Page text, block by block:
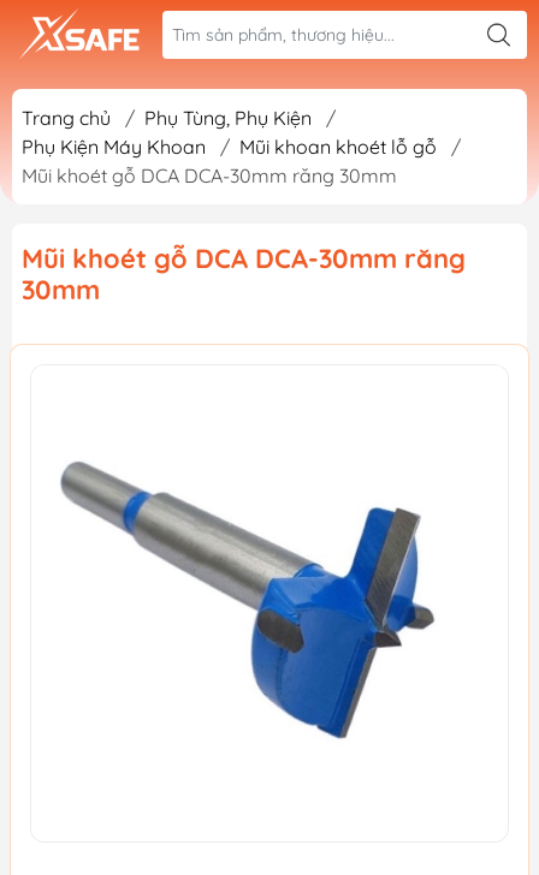
Trang chủ / Phụ Tùng, Phụ Kiện
/
Phụ Kiện Máy Khoan
/ Mũi khoan khoét lỗ gỗ
/
Mũi khoét gỗ DCA DCA-30mm răng 30mm
Mũi khoét gỗ DCA DCA-30mm răng
30mm